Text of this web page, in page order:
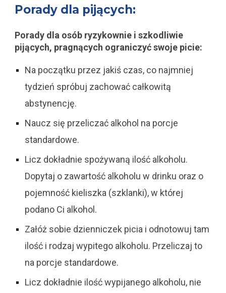
Porady dla pijących:
Porady dla osób ryzykownie i szkodliwie
pijących, pragnących ograniczyć swoje picie:
Na początku przez jakiś czas, co najmniej
tydzień spróbuj zachować całkowitą
abstynencję.
Naucz się przeliczać alkohol na porcje
standardowe.
Licz dokładnie spożywaną ilość alkoholu.
Dopytaj o zawartość alkoholu w drinku oraz o
pojemność kieliszka (szklanki), w której
podano Ci alkohol.
Załóż sobie dzienniczek picia i odnotowuj tam
ilość i rodzaj wypitego alkoholu. Przeliczaj to
na porcje standardowe.
Licz dokładnie ilość wypijanego alkoholu, nie